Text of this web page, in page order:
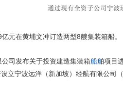
元在黄埔文冲订造两型8艘集装箱船。
司发布关于投资建造集装箱船舶项目
立宁波远洋（新加坡）经航有限公司